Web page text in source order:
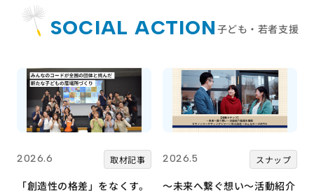
SOCIAL ACTION 子ども・若者支援
2026.6 取材記事
「創造性の格差」をなくす。
2026.5 スナップ
～未来へ繋ぐ想い～活動紹介